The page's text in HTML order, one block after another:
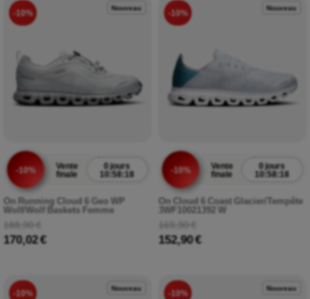
-10%
Nouveau
-10%
Vente
finale
0 jours
10:58:17
On Running Cloud 6 Geo WP
Wolf/Wolf Baskets Femme
188,90 €
170,02 €
-10%
Nouveau
-10%
Vente
finale
0 jours
10:58:17
On Cloud 6 Coast Glacier/Tempête
3WF10021392 W
169,90 €
152,90 €
-10%
Nouveau
-10%
Nouveau